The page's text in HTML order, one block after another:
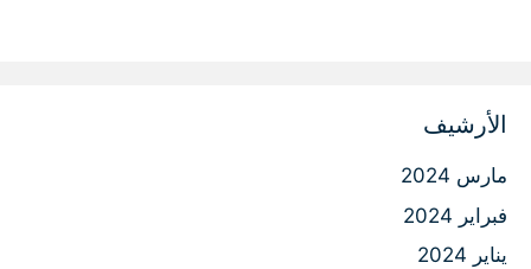
الأرشيف
مارس 2024
فبراير 2024
يناير 2024